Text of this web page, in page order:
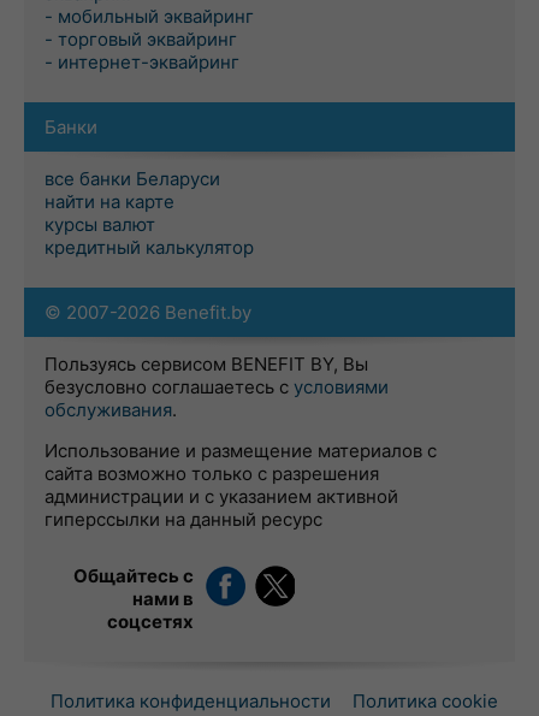
- мобильный эквайринг
- торговый эквайринг
- интернет-эквайринг
Банки
все банки Беларуси
найти на карте
курсы валют
кредитный калькулятор
© 2007-2026 Benefit.by
Пользуясь сервисом BENEFIT BY, Вы
безусловно соглашаетесь с условиями
обслуживания.
Использование и размещение материалов с
сайта возможно только с разрешения
администрации и с указанием активной
гиперссылки на данный ресурс
Общайтесь с
нами в
соцсетях
Политика конфиденциальности
Политика cookie